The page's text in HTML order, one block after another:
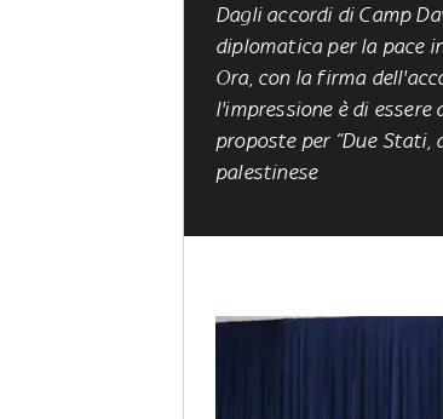
Dagli accordi di Camp
diplomatica per la pace
Ora, con la firma
l'impressione è di
proposte per “Due Stati,
palestinese